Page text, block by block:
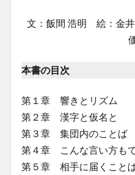
文：飯間 浩明 絵：金
本書の目次
第１章 響きとリズム
第２章 漢字と仮名と
第３章 集団内のことば
第４章 こんな言い方も
第５章 相手に届くこと